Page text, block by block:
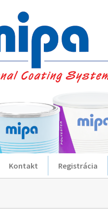
Kontakt Registrácia